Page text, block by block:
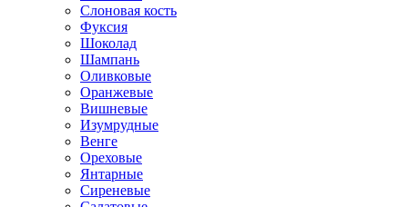
Слоновая кость
Фуксия
Шоколад
Шампань
Оливковые
Оранжевые
Вишневые
Изумрудные
Венге
Ореховые
Янтарные
Сиреневые